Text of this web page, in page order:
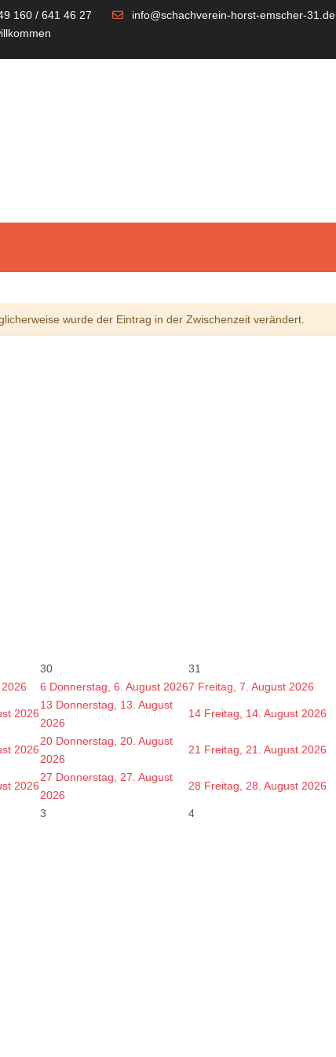
160 / 641 46 27
info@schachverein-horst-emscher-31.de
wurde der Eintrag in der Zwischenzeit verändert.
30 31
6 Donnerstag, 6. August 20267 Freitag, 7. August 2026
2026
13 Donnerstag, 13. August
2026
14 Freitag, 14. August 2026
2026
20 Donnerstag, 20. August
2026
21 Freitag, 21. August 2026
2026
27 Donnerstag, 27. August
2026
28 Freitag, 28. August 2026
3 4